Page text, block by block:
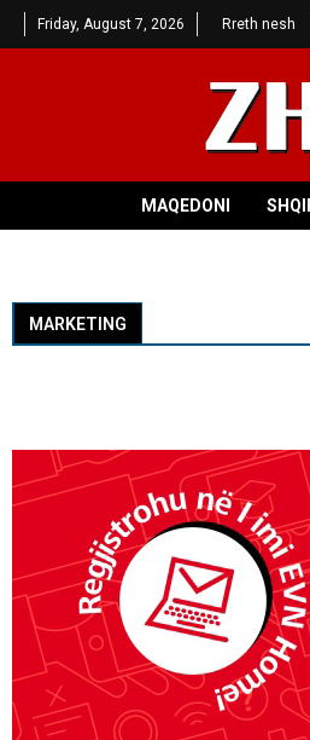
Friday, August 7, 2026 Rreth nesh
MAQEDONI
MARKETING